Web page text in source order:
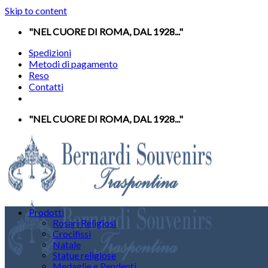
Skip to content
"NEL CUORE DI ROMA, DAL 1928..."
Spedizioni
Metodi di pagamento
Reso
Contatti
"NEL CUORE DI ROMA, DAL 1928..."
Prodotti
Rosari Religiosi
Crocifissi
Natale
Statue religiose